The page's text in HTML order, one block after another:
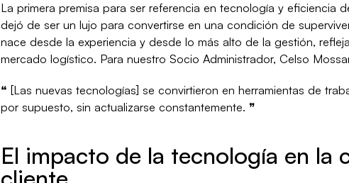
La primera premisa para ser referencia en tecnología y eficiencia
dejó de ser un lujo para convertirse en una condición de
nace desde la experiencia y desde lo más alto de la gestión,
mercado logístico. Para nuestro Socio Administrador, Celso
❝ [Las nuevas tecnologías] se convirtieron en herramientas de
por supuesto, sin actualizarse constantemente. ❞
El impacto de la tecnología en la